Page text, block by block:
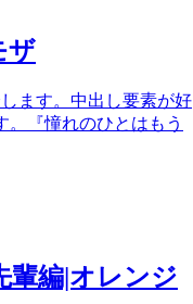
ザ
ます。中出し要素が好
『憧れのひとはもう
輩編|オレンジ